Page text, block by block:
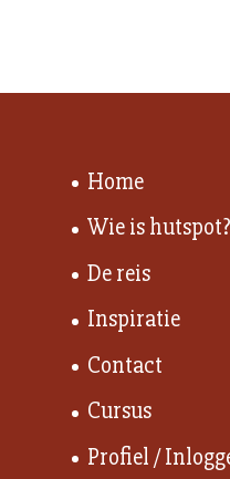
Home
Wie is hutspot?
De reis
Inspiratie
Contact
Cursus
Profiel /